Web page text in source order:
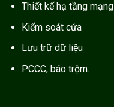
Thiết kế hạ tầng mạng
Kiểm soát cửa
Lưu trữ dữ liệu
PCCC, báo trộm.